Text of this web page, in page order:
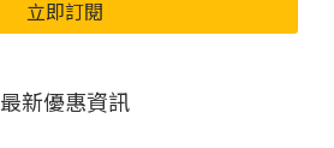
立即訂閱
最新優惠資訊